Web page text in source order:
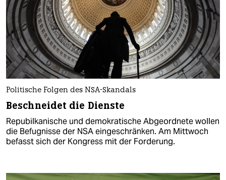
Politische Folgen des NSA-Skandals
Beschneidet die Dienste
Repubilkanische und demokratische Abgeordnete wollen
die Befugnisse der NSA eingeschränken. Am Mittwoch
befasst sich der Kongress mit der Forderung.